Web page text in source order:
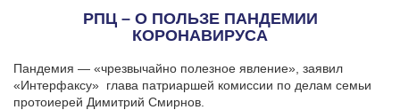
РПЦ – О ПОЛЬЗЕ ПАНДЕМИИ
КОРОНАВИРУСА
Пандемия — «чрезвычайно полезное явление», заявил
«Интерфаксу» глава патриаршей комиссии по делам семьи
протоиерей Димитрий Смирнов.